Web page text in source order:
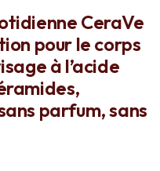
CeraVe
pour le corps
à l’acide
parfum, sans